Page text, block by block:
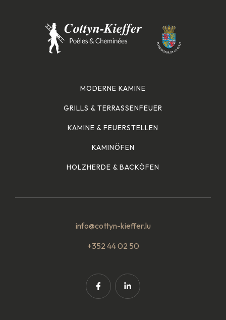
MODERNE KAMINE
GRILLS & TERRASSENFEUER
KAMINE & FEUERSTELLEN
KAMINÖFEN
HOLZHERDE & BACKÖFEN
info@cottyn-kieffer.lu
+352 44 02 50